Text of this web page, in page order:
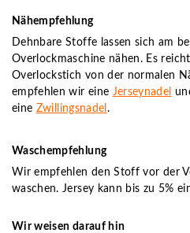
Nähempfehlung
Dehnbare Stoffe lassen sich am
Overlockmaschine nähen. Es
Overlockstich von der normalen
empfehlen wir eine Jerseynadel
eine Zwillingsnadel .
Waschempfehlung
Wir empfehlen den Stoff vor der
waschen. Jersey kann bis zu 5%
Wir weisen darauf hin